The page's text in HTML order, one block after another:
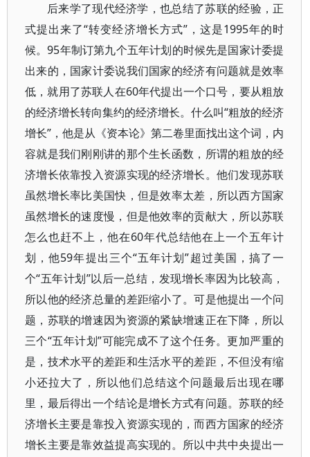
后来学了现代经济学，也总结了苏联的经验，正
式提出来了“转变经济增长方式”，这是1995年的时
候。95年制订第九个五年计划的时候先是国家计委提
出来的，国家计委说我们国家的经济有问题就是效率
低，就用了苏联人在60年代提出一个口号，要从粗放
的经济增长转向集约的经济增长。什么叫“粗放的经济
增长”，他是从《资本论》第二卷里面找出这个词，内
容就是我们刚刚讲的那个生长函数，所谓的粗放的经
济增长依靠投入资源实现的经济增长。他们发现苏联
虽然增长率比美国快，但是效率太差，所以西方国家
虽然增长的速度慢，但是他效率的贡献大，所以苏联
怎么也赶不上，他在60年代总结他在上一个五年计
划，他59年提出三个“五年计划”超过美国，搞了一
个“五年计划”以后一总结，发现增长率因为比较高，
所以他的经济总量的差距缩小了。可是他提出一个问
题，苏联的增速因为资源的紧缺增速正在下降，所以
三个“五年计划”可能完成不了这个任务。更加严重的
是，技术水平的差距和生活水平的差距，不但没有缩
小还拉大了，所以他们总结这个问题最后出现在哪
里，最后得出一个结论是增长方式有问题。苏联的经
济增长主要是靠投入资源实现的，而西方国家的经济
增长主要是靠效益提高实现的。所以中共中央提出一